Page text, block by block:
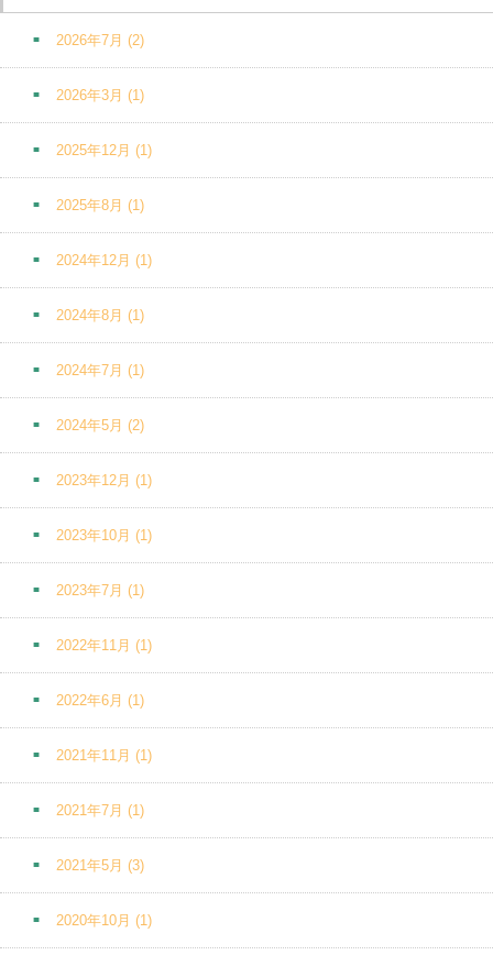
2026年7月 (2)
2026年3月 (1)
2025年12月 (1)
2025年8月 (1)
2024年12月 (1)
2024年8月 (1)
2024年7月 (1)
2024年5月 (2)
2023年12月 (1)
2023年10月 (1)
2023年7月 (1)
2022年11月 (1)
2022年6月 (1)
2021年11月 (1)
2021年7月 (1)
2021年5月 (3)
2020年10月 (1)